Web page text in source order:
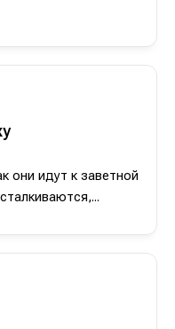
они идут к заветной